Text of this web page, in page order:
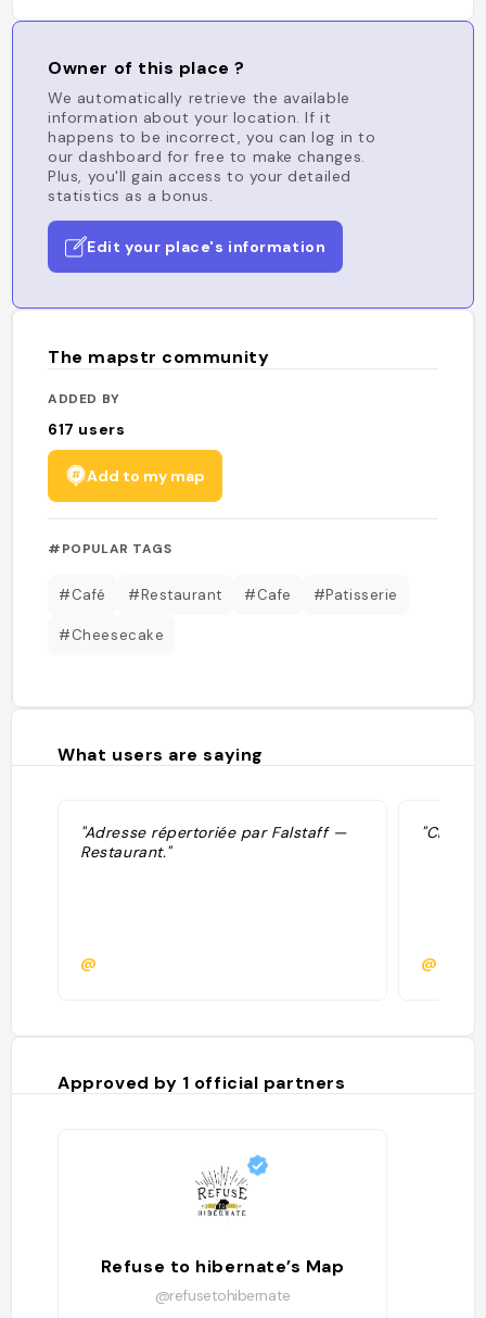
Owner of this place ?
We automatically retrieve the available
information about your location. If it
happens to be incorrect, you can log in to
our dashboard for free to make changes.
Plus, you'll gain access to your detailed
statistics as a bonus.
Edit your place's information
The mapstr community
ADDED BY
617 users
Add to my map
#POPULAR TAGS
#Café #Restaurant #Cafe #Patisserie
#Cheesecake
What users are saying
"Adresse répertoriée par Falstaff —
Restaurant."
@
Approved by 1 official partners
Refuse to hibernate’s Map
@refusetohibernate